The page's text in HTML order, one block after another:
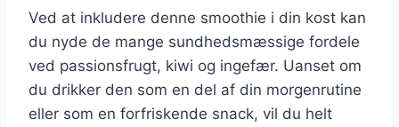
Ved at inkludere denne smoothie i din kost kan
du nyde de mange sundhedsmæssige fordele
ved passionsfrugt, kiwi og ingefær. Uanset om
du drikker den som en del af din morgenrutine
eller som en forfriskende snack, vil du helt